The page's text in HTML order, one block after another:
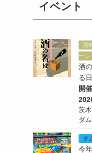
イベント
湖
ーン
酒
る
開
茨
ダ
ダ
今